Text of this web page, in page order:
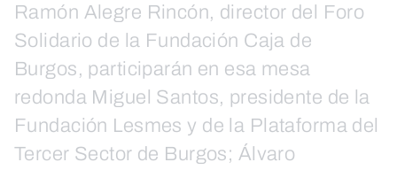
Ramón Alegre Rincón, director del Foro
Solidario de la Fundación Caja de
Burgos, participarán en esa mesa
redonda Miguel Santos, presidente de la
Fundación Lesmes y de la Plataforma del
Tercer Sector de Burgos; Álvaro